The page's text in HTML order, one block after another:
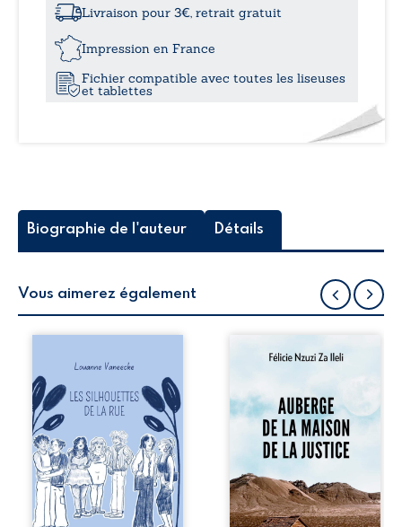
disfuncional…
autres
petites
agressions
sans
Livraison pour 3€, retrait gratuit
Impression en France
Fichier compatible avec toutes les liseuses
et tablettes
Biographie de l'auteur Détails
Vous aimerez également
la rue donne la
parole à six
personnages
ordinaires,
traversés par des
pensées, des
émotions et des
silences qui
pourraient
appartenir à
chacun de nous. À
Auberge de la
récit-témoignage
consacré au
parcours
exemplaire de
Mbala Zi Nkuaku
Lema Félix.
Magistrat intègre,
fervent défenseur
des droits